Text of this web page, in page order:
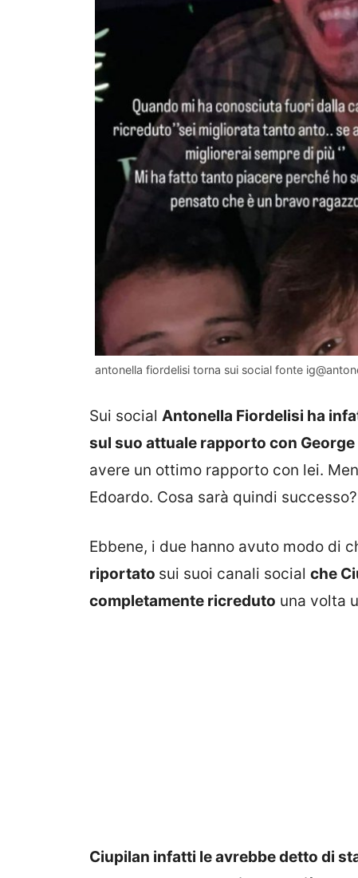
antonella fiordelisi torna sui social fonte
Sui social Antonella Fiordelisi ha
sul suo attuale rapporto con
avere un ottimo rapporto con lei.
Edoardo. Cosa sarà quindi successo?
Ebbene, i due hanno avuto modo di
riportato sui suoi canali social che
completamente ricreduto una volta
Ciupilan infatti le avrebbe detto di